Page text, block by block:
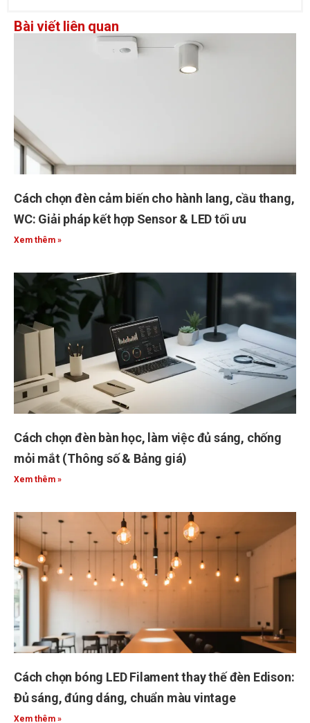
Bài viết liên quan
Cách chọn đèn cảm biến cho hành lang, cầu thang,
WC: Giải pháp kết hợp Sensor & LED tối ưu
Xem thêm »
Cách chọn đèn bàn học, làm việc đủ sáng, chống
mỏi mắt (Thông số & Bảng giá)
Xem thêm »
Cách chọn bóng LED Filament thay thế đèn Edison:
Đủ sáng, đúng dáng, chuẩn màu vintage
Xem thêm »